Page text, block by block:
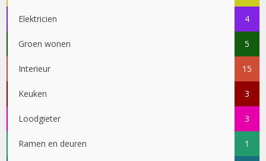
Elektricien 4
Groen wonen 5
Interieur 15
Keuken 3
Loodgieter 3
Ramen en deuren 1